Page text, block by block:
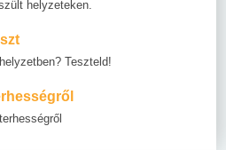
helyzeteken.
Teszteld!